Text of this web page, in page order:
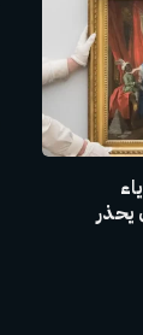
يحذر